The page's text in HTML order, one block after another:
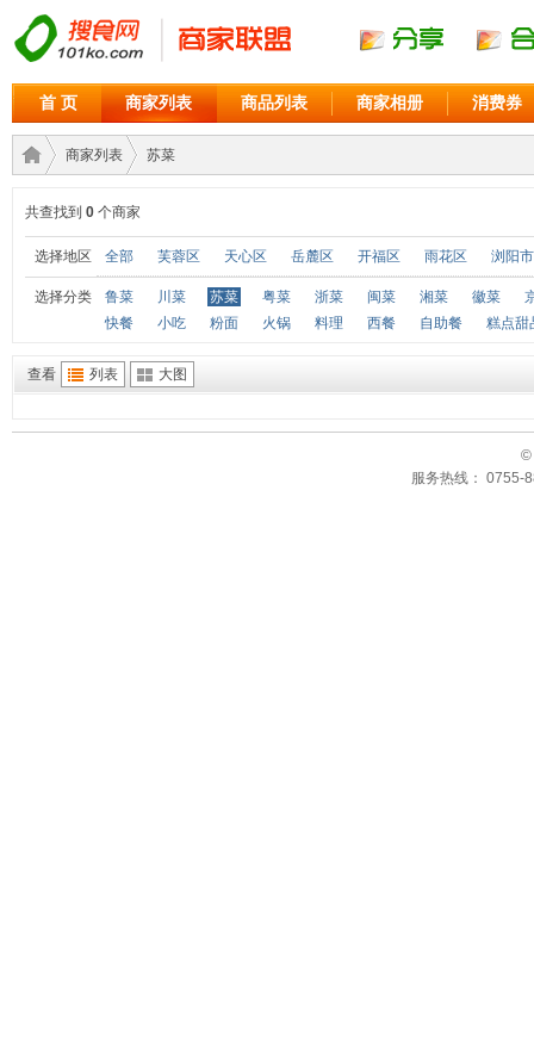
首 页 商家列表 商品列表 商家相册 消费券
商家›
商家列表
›
苏菜
共查找到 0 个商家
选择地区 全部 芙蓉区 天心区 岳麓区 开福区 雨花区 浏阳市
选择分类 鲁菜 川菜 苏菜 粤菜 浙菜 闽菜 湘菜 徽菜
快餐
小吃 粉面 火锅 料理 西餐 自助餐 糕点甜
查看 列表 大图
©
服务热线： 0755-